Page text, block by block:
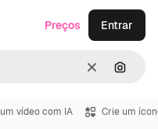
Limpar
Preços Entrar
vídeo com IA Crie um